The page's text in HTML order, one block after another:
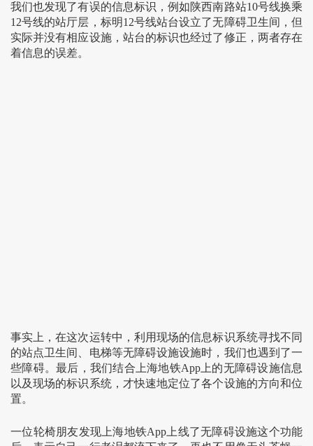
我们也发现了有误的信息标识，例如陕西南路站10号线换乘
12号线的站厅层，标明12号线站台设立了无障碍卫生间，但
实际并没有相应设施，站台的标识也经过了修正，两者存在
着信息的误差。
事实上，在这次运转中，利用现场的信息标识系统寻找不同
的站点卫生间、电梯等无障碍设施设施时，我们也遇到了一
些障碍。最后，我们结合上海地铁App上的无障碍设施信息
以及现场的标识系统，才快速地定位了各个设施的方向和位
置。
一位轮椅朋友发现上海地铁App上线了无障碍设施这个功能